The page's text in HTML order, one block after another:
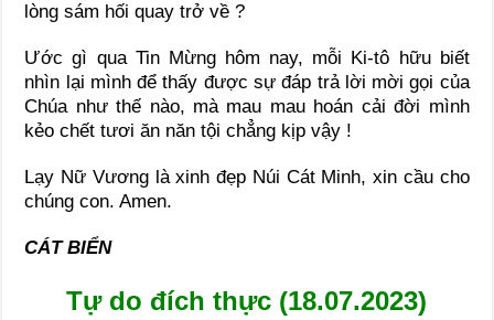
lòng sám hối quay trở về ?
Ước gì qua Tin Mừng hôm nay, mỗi Ki-tô hữu biết
nhìn lại mình để thấy được sự đáp trả lời mời gọi của
Chúa như thế nào, mà mau mau hoán cải đời mình
kẻo chết tươi ăn năn tội chẳng kịp vậy !
Lạy Nữ Vương là xinh đẹp Núi Cát Minh, xin cầu cho
chúng con. Amen.
CÁT BIỂN
Tự do đích thực (18.07.2023)